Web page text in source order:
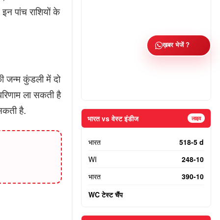
पांच राशियों के
जन्म कुंडली में दो
ला सकती है
है.
भारत vs वेस्ट इंडीज लाइव
भारत
518-5 d
WI
248-10
भारत
390-10
WC टेस्ट चैंप
ख़बर भेजें ?